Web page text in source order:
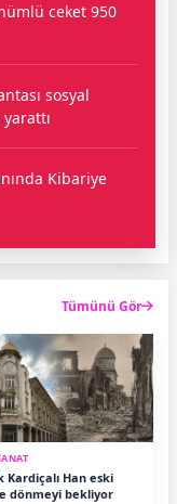
ceket 950
sosyal
Kibariye
Tümünü Gör
Kardiçalı Han eski
dönmeyi bekliyor